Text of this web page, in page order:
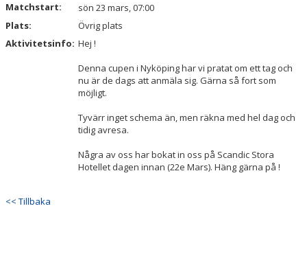
Matchstart:
sön 23 mars, 07:00
Plats:
Övrig plats
Aktivitetsinfo: Hej !
Denna cupen i Nyköping har vi pratat om ett tag och
nu är de dags att anmäla sig. Gärna så fort som
möjligt.
Tyvärr inget schema än, men räkna med hel dag och
tidig avresa.
Några av oss har bokat in oss på Scandic Stora
Hotellet dagen innan (22e Mars). Häng gärna på !
<< Tillbaka